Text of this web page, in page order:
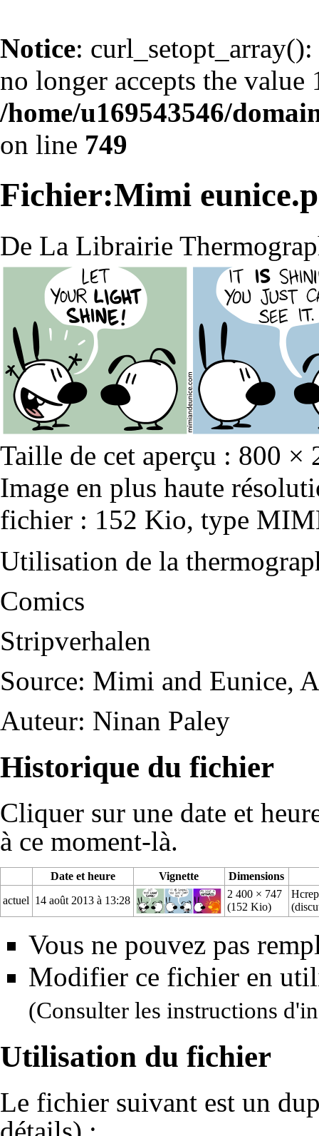
Notice:
no longer accepts the
/home/u169543546/
on line 749
Fichier:Mimi
De La Librairie
Taille de cet aperçu : 800 ×
Image en plus haute
fichier : 152 Kio, type
Utilisation de la
Comics
Stripverhalen
Source: Mimi and Eunice,
Auteur: Ninan Paley
Historique du fichier
Cliquer sur une date et
à ce moment-là.
Date et heure Vignette
Dimensions
actuel 14 août 2013 à 13:28
2 400 × 747
(152 Kio)
(
Vous ne pouvez pas
Modifier ce fichier en
(Consulter les instructions
Utilisation du fichier
Le fichier suivant est un